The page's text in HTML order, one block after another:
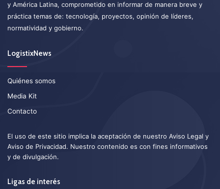
y América Latina, comprometido en informar de manera breve y
práctica temas de: tecnología, proyectos, opinión de líderes,
normatividad y gobierno.
LogistixNews
Quiénes somos
Media Kit
Contacto
El uso de este sitio implica la aceptación de nuestro Aviso Legal y
Aviso de Privacidad. Nuestro contenido es con fines informativos
y de divulgación.
Ligas de interés